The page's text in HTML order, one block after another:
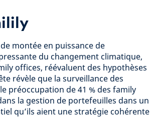
montée en puissance de
du changement climatique,
offices, réévaluent des hypothèses
révèle que la surveillance des
préoccupation de 41 % des family
la gestion de portefeuilles dans un
qu’ils aient une stratégie cohérente